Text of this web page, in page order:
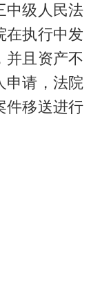
中级人民法
在执行中发
并且资产不
申请，法院
件移送进行